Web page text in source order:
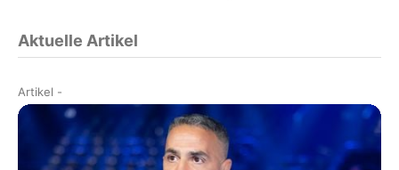
Aktuelle Artikel
Artikel -